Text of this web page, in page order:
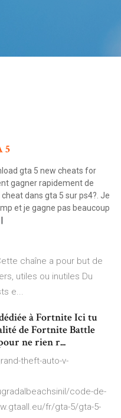
5
gta 5 new cheats for
gagner rapidement de
dans gta 5 sur ps4?. Je
et je gagne pas beaucoup
chaîne a pour but de
utiles ou inutiles Du
e...
à Fortnite Ici tu
de Fortnite Battle
ne rien r...
theft-auto-v-
code-de-
fr/gta-5/gta-5-